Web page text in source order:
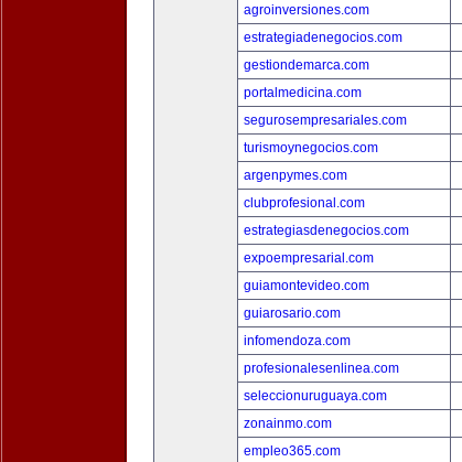
agroinversiones.com
estrategiadenegocios.com
gestiondemarca.com
portalmedicina.com
segurosempresariales.com
turismoynegocios.com
argenpymes.com
clubprofesional.com
estrategiasdenegocios.com
expoempresarial.com
guiamontevideo.com
guiarosario.com
infomendoza.com
profesionalesenlinea.com
seleccionuruguaya.com
zonainmo.com
empleo365.com